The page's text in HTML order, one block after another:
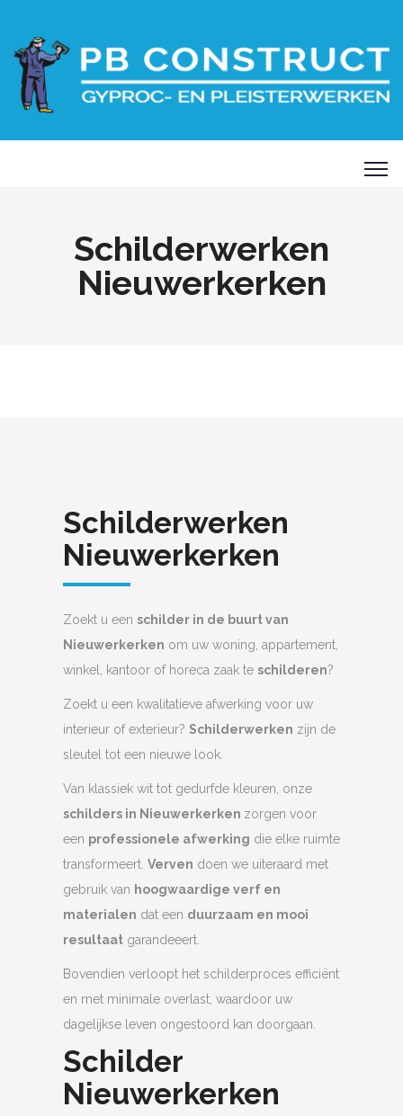
Schilderwerken
Nieuwerkerken
Schilderwerken
Nieuwerkerken
Zoekt u een schilder in de buurt van
Nieuwerkerken om uw woning, appartement,
winkel, kantoor of horeca zaak te schilderen?
Zoekt u een kwalitatieve afwerking voor uw
interieur of exterieur? Schilderwerken zijn de
sleutel tot een nieuwe look.
Van klassiek wit tot gedurfde kleuren, onze
schilders in Nieuwerkerken zorgen voor
een professionele afwerking die elke ruimte
transformeert. Verven doen we uiteraard met
gebruik van hoogwaardige verf en
materialen dat een duurzaam en mooi
resultaat garandeeert.
Bovendien verloopt het schilderproces efficiënt
en met minimale overlast, waardoor uw
dagelijkse leven ongestoord kan doorgaan.
Schilder
Nieuwerkerken